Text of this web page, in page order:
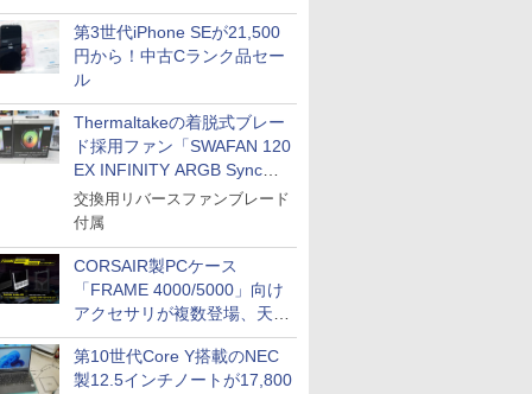
古Bランク品セール
第3世代iPhone SEが21,500
円から！中古Cランク品セー
ル
Thermaltakeの着脱式ブレー
ド採用ファン「SWAFAN 120
EX INFINITY ARGB Sync」
に単品パッケージ
交換用リバースファンブレード
付属
CORSAIR製PCケース
「FRAME 4000/5000」向け
アクセサリが複数登場、天然
木製パネルや背面コネクタ対
応トレイなど
第10世代Core Y搭載のNEC
製12.5インチノートが17,800